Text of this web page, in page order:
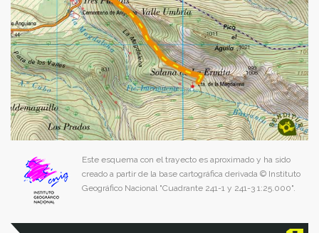
Este esquema con el trayecto es aproximado y ha sido
creado a partir de la base cartográfica derivada © Instituto
Geográfico Nacional "Cuadrante 241-1 y 241-3 1:25.000".